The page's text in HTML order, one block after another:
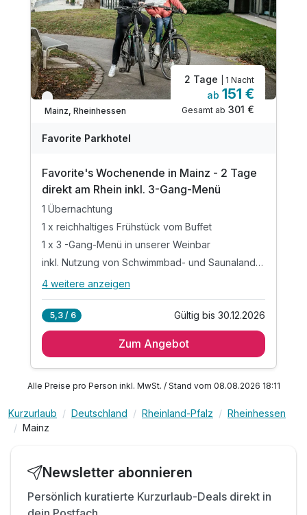
Verfügbar bis Dezember
Mainz, Rheinhessen
2 Tage | 1 Nacht
ab 151 €
Gesamt ab 301 €
Favorite Parkhotel
Favorite's Wochenende in Mainz - 2 Tage
direkt am Rhein inkl. 3-Gang-Menü
1 Übernachtung
1 x reichhaltiges Frühstück vom Buffet
1 x 3 -Gang-Menü in unserer Weinbar
inkl. Nutzung von Schwimmbad- und Saunalandschaft
Alle Inklusivleistungen
1 x reichhaltiges Frühstück vom Buffet
inkl. Nutzung von Schwimmbad- und
Saunalandschaft
inkl. Nutzung des Fitnessbereiches
ink. Nutzung des Rooftop Spa
inkl. 1 Flasche Mineralwasser im Zimmer
4 weitere anzeigen
5,3 / 6 Gültig bis 30.12.2026
Zum Angebot
Alle Preise pro Person inkl. MwSt. / Stand vom 08.08.2026 18:11
Kurzurlaub Deutschland Rheinland-Pfalz
Rheinhessen
Mainz
Newsletter abonnieren
Persönlich kuratierte Kurzurlaub-Deals direkt in